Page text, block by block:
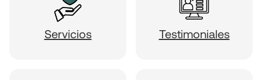
Servicios Testimoniales